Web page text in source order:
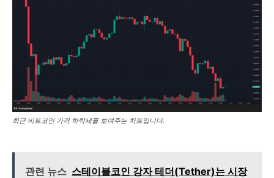
최근 비트코인 가격 하락세를 보여주는 차트입니다.
관련 뉴스 스테이블코인 강자 테더(Tether)는 시장